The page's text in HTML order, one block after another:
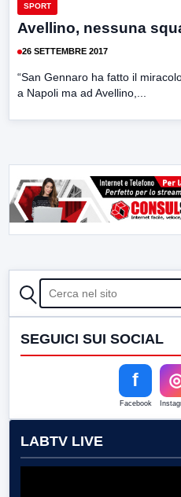
SPORT
Avellino, nessuna
26 SETTEMBRE 2017
“San Gennaro ha fatto il
a Napoli ma ad Avellino,...
CERCA
SEGUICI SUI SOCIAL
f
Facebook
LABTV LIVE